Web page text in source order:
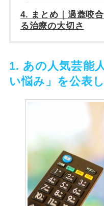
4. まとめ｜過蓋咬
る治療の大切さ
1. あの人気芸能
い悩み」を公表